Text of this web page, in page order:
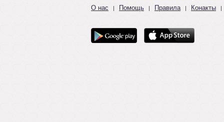
О нас | Помощь | Правила | Конакты |